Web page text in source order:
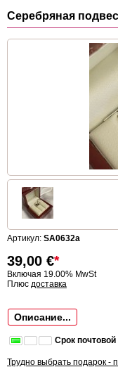
Серебряная
Артикул: SA0632a
39,00 €*
Включая 19.00% MwSt
Плюс доставка
Описание...
Срок
Трудно выбрать подарок -